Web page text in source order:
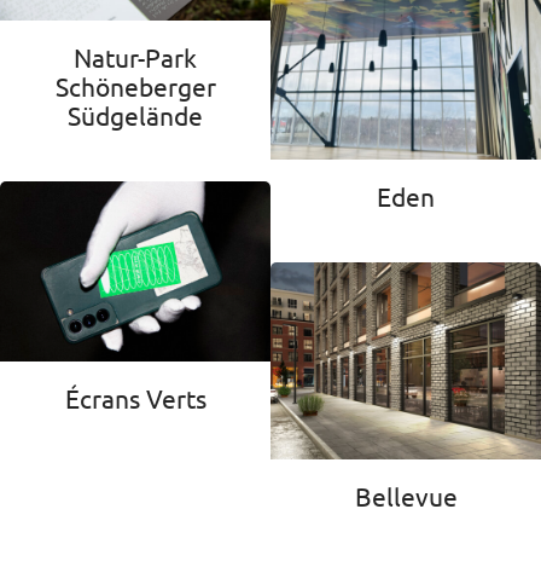
Natur-Park
Schöneberger
Südgelände
Écrans Verts
Eden
Bellevue